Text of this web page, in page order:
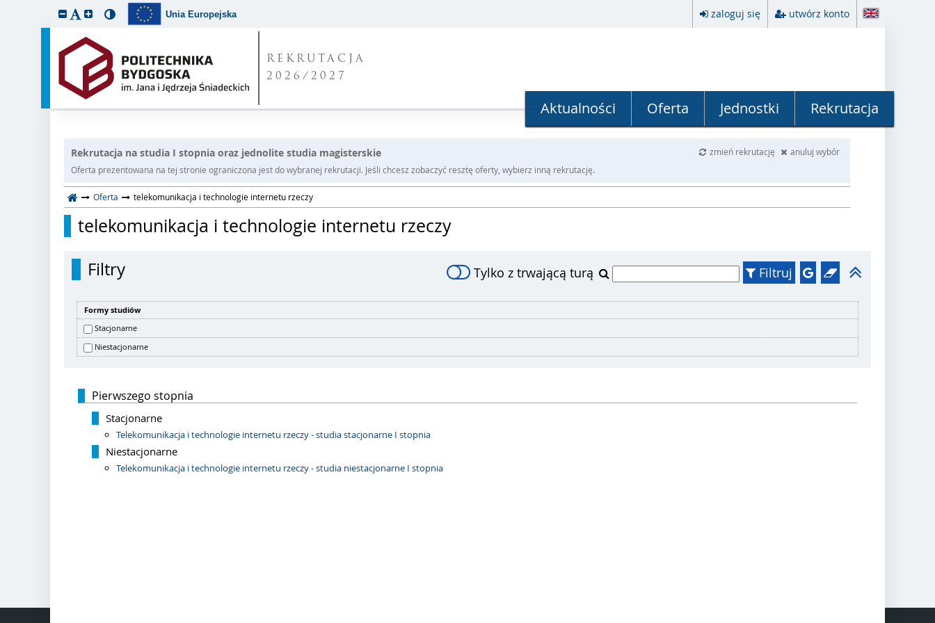
Unia Europejska zaloguj się utwórz konto
REKRUTACJA
2026/2027
Aktualności Oferta Jednostki Rekrutacja
Rekrutacja na studia I stopnia oraz jednolite studia magisterskie zmień rekrutację
anuluj wybór
Oferta prezentowana na tej stronie ograniczona jest do wybranej rekrutacji. Jeśli chcesz zobaczyć resztę oferty, wybierz inną rekrutację.
Oferta telekomunikacja i technologie internetu rzeczy
telekomunikacja i technologie internetu rzeczy
Filtry Tylko z trwającą turą Filtruj
Formy studiów
Stacjonarne
Niestacjonarne
Pierwszego stopnia
Stacjonarne
Telekomunikacja i technologie internetu rzeczy - studia stacjonarne I stopnia
Niestacjonarne
Telekomunikacja i technologie internetu rzeczy - studia niestacjonarne I stopnia